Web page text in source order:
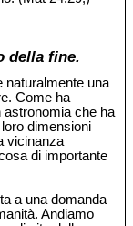
della fine.
naturalmente una
Come ha
astronomia che ha
dimensioni
vicinanza
di importante
a una domanda
Andiamo